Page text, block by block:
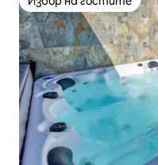
Избор на гостите